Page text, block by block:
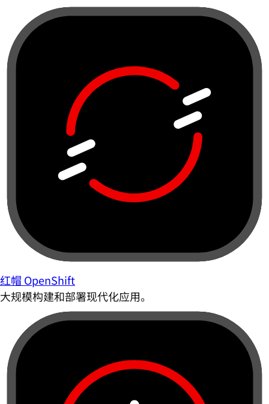
红帽 OpenShift
大规模构建和部署现代化应用。